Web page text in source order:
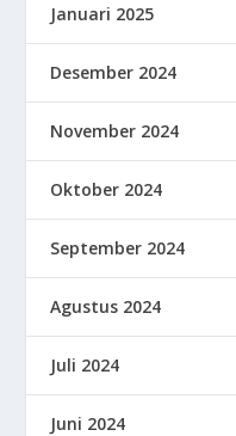
Januari 2025
Desember 2024
November 2024
Oktober 2024
September 2024
Agustus 2024
Juli 2024
Juni 2024